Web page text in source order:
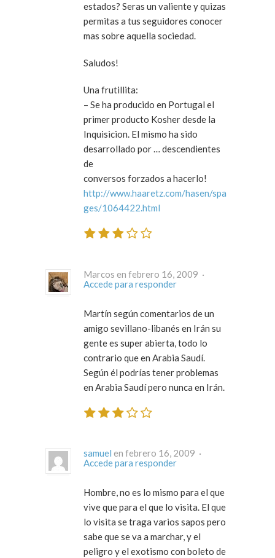
estados? Seras un valiente y quizas
permitas a tus seguidores conocer
mas sobre aquella sociedad.
Saludos!
Una frutillita:
– Se ha producido en Portugal el
primer producto Kosher desde la
Inquisicion. El mismo ha sido
desarrollado por … descendientes
de
conversos forzados a hacerlo!
http://www.haaretz.com/hasen/spa
ges/1064422.html
Marcos en febrero 16, 2009 ·
Accede para responder
Martín según comentarios de un
amigo sevillano-libanés en Irán su
gente es super abierta, todo lo
contrario que en Arabia Saudí.
Según él podrías tener problemas
en Arabia Saudí pero nunca en Irán.
samuel
en febrero 16, 2009 ·
Accede para responder
Hombre, no es lo mismo para el que
vive que para el que lo visita. El que
lo visita se traga varios sapos pero
sabe que se va a marchar, y el
peligro y el exotismo con boleto de